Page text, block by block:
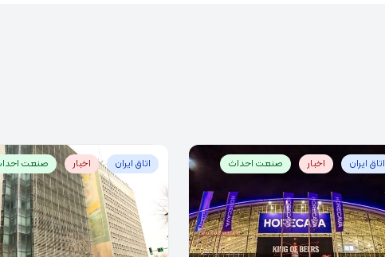
اتاق ایران اخبار صنعت احداث اتاق ایران اخبار صنعت